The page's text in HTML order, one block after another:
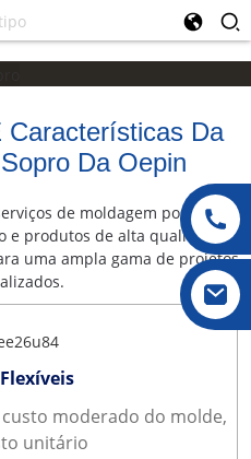
Características Da
Da Oepin
de moldagem por sopro
e produtos de alta qualidade,
uma ampla gama de projetos
moderado do molde,
unitário